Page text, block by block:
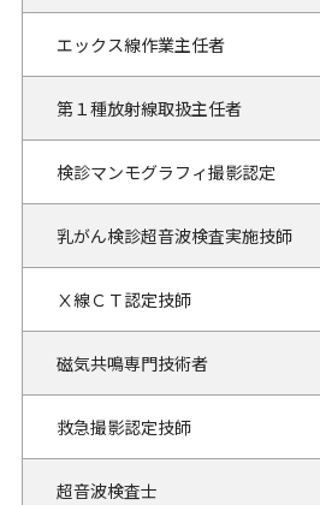
エックス線作業主任者
第１種放射線取扱主任者
検診マンモグラフィ撮影認定
乳がん検診超音波検査実施技師
Ⅹ線ＣＴ認定技師
磁気共鳴専門技術者
救急撮影認定技師
超音波検査士